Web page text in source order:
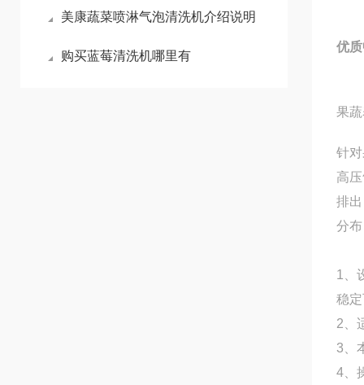
美康蔬菜喷淋气泡清洗机介绍说明
购买蓝莓清洗机哪里有
优
果
针
高
排
分
1、
稳
2、
3、
4、